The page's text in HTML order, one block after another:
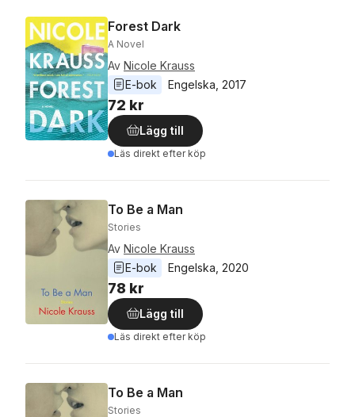
Forest Dark
A Novel
Av Nicole Krauss
E-bok
Engelska 2017
72 kr
Lägg till
Läs direkt efter köp
To Be a Man
Stories
Av Nicole Krauss
E-bok
Engelska 2020
78 kr
Lägg till
Läs direkt efter köp
To Be a Man
Stories